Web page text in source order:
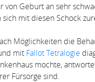
von Geburt an sehr
mit diesen Schock
Möglichkeiten die
mit Fallot Tetralogie
mochte,
Fürsorge sind.